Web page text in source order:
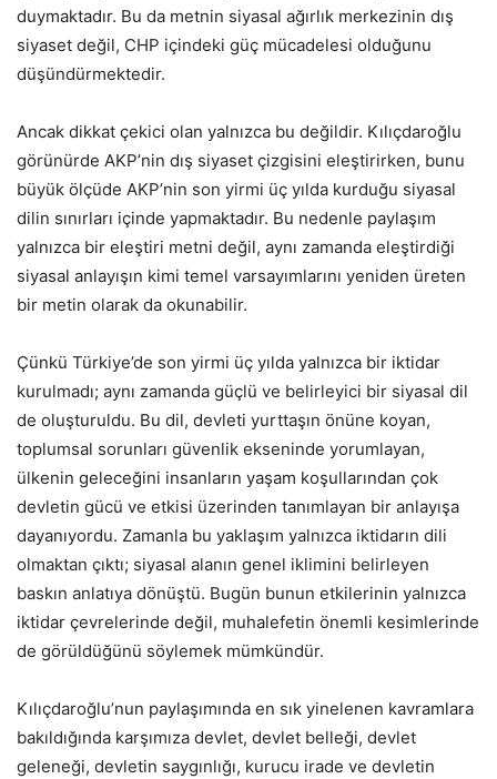
duymaktadır. Bu da metnin siyasal ağırlık merkezinin dış
siyaset değil, CHP içindeki güç mücadelesi olduğunu
düşündürmektedir.
Ancak dikkat çekici olan yalnızca bu değildir. Kılıçdaroğlu
görünürde AKP’nin dış siyaset çizgisini eleştirirken, bunu
büyük ölçüde AKP’nin son yirmi üç yılda kurduğu siyasal
dilin sınırları içinde yapmaktadır. Bu nedenle paylaşım
yalnızca bir eleştiri metni değil, aynı zamanda eleştirdiği
siyasal anlayışın kimi temel varsayımlarını yeniden üreten
bir metin olarak da okunabilir.
Çünkü Türkiye’de son yirmi üç yılda yalnızca bir iktidar
kurulmadı; aynı zamanda güçlü ve belirleyici bir siyasal dil
de oluşturuldu. Bu dil, devleti yurttaşın önüne koyan,
toplumsal sorunları güvenlik ekseninde yorumlayan,
ülkenin geleceğini insanların yaşam koşullarından çok
devletin gücü ve etkisi üzerinden tanımlayan bir anlayışa
dayanıyordu. Zamanla bu yaklaşım yalnızca iktidarın dili
olmaktan çıktı; siyasal alanın genel iklimini belirleyen
baskın anlatıya dönüştü. Bugün bunun etkilerinin yalnızca
iktidar çevrelerinde değil, muhalefetin önemli kesimlerinde
de görüldüğünü söylemek mümkündür.
Kılıçdaroğlu’nun paylaşımında en sık yinelenen kavramlara
bakıldığında karşımıza devlet, devlet belleği, devlet
geleneği, devletin saygınlığı, kurucu irade ve devletin